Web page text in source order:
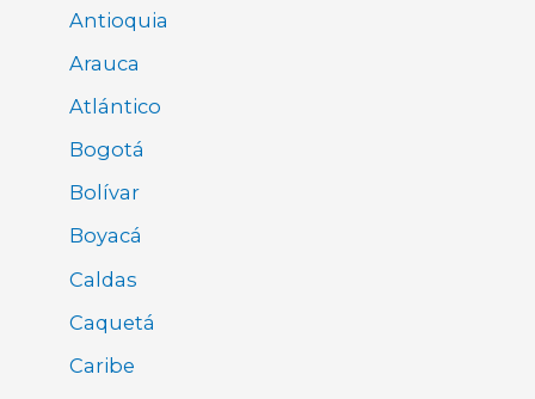
Antioquia
Arauca
Atlántico
Bogotá
Bolívar
Boyacá
Caldas
Caquetá
Caribe